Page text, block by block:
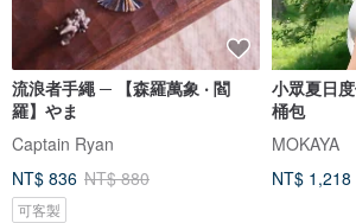
流浪者手繩 ─ 【森羅萬象 ‧ 閻
羅】やま
Captain Ryan
NT$ 836 NT$ 880
可客製
小眾夏日
桶包
MOKAYA
NT$ 1,218